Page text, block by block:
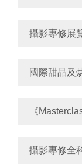
攝影專修展
國際甜品及
《
攝影專修全